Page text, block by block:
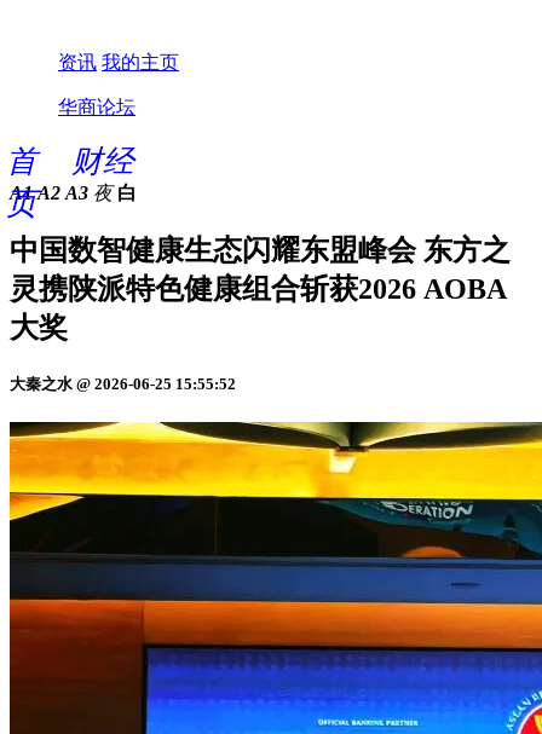
资讯 我的主页
华商论坛
首
页
财经
A1 A2 A3 夜 白
中国数智健康生态闪耀东盟峰会 东方之
灵携陕派特色健康组合斩获2026 AOBA
大奖
大秦之水 @ 2026-06-25 15:55:52